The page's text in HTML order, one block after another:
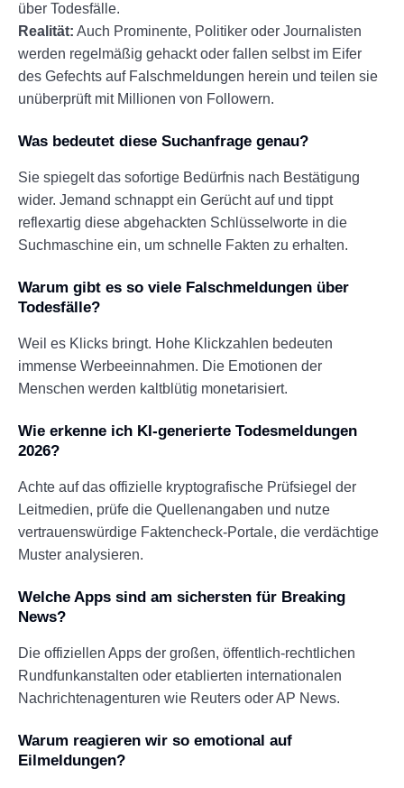
über Todesfälle.
Realität: Auch Prominente, Politiker oder Journalisten
werden regelmäßig gehackt oder fallen selbst im Eifer
des Gefechts auf Falschmeldungen herein und teilen sie
unüberprüft mit Millionen von Followern.
Was bedeutet diese Suchanfrage genau?
Sie spiegelt das sofortige Bedürfnis nach Bestätigung
wider. Jemand schnappt ein Gerücht auf und tippt
reflexartig diese abgehackten Schlüsselworte in die
Suchmaschine ein, um schnelle Fakten zu erhalten.
Warum gibt es so viele Falschmeldungen über
Todesfälle?
Weil es Klicks bringt. Hohe Klickzahlen bedeuten
immense Werbeeinnahmen. Die Emotionen der
Menschen werden kaltblütig monetarisiert.
Wie erkenne ich KI-generierte Todesmeldungen
2026?
Achte auf das offizielle kryptografische Prüfsiegel der
Leitmedien, prüfe die Quellenangaben und nutze
vertrauenswürdige Faktencheck-Portale, die verdächtige
Muster analysieren.
Welche Apps sind am sichersten für Breaking
News?
Die offiziellen Apps der großen, öffentlich-rechtlichen
Rundfunkanstalten oder etablierten internationalen
Nachrichtenagenturen wie Reuters oder AP News.
Warum reagieren wir so emotional auf
Eilmeldungen?